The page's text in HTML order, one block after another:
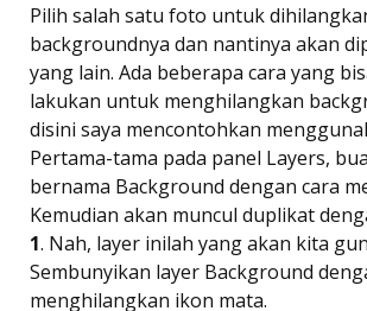
Pilih salah satu foto untuk
backgroundnya dan nantinya akan
yang lain. Ada beberapa cara yang
lakukan untuk menghilangkan
disini saya mencontohkan
Pertama-tama pada panel Layers,
bernama Background dengan cara
Kemudian akan muncul duplikat
1. Nah, layer inilah yang akan kita
Sembunyikan layer Background
menghilangkan ikon mata.